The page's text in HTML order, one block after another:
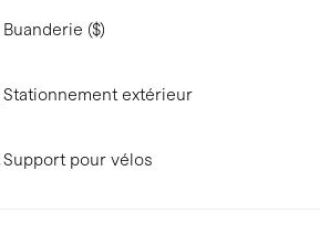
Buanderie ($)
Stationnement extérieur
Support pour vélos